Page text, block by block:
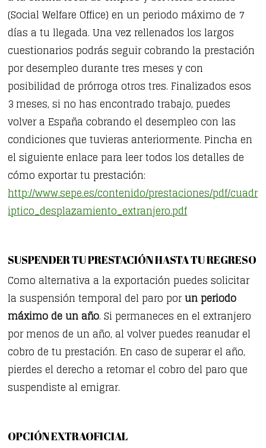
(Social Welfare Office) en un periodo máximo de 7
días a tu llegada. Una vez rellenados los largos
cuestionarios podrás seguir cobrando la prestación
por desempleo durante tres meses y con
posibilidad de prórroga otros tres. Finalizados esos
3 meses, si no has encontrado trabajo, puedes
volver a España cobrando el desempleo con las
condiciones que tuvieras anteriormente. Pincha en
el siguiente enlace para leer todos los detalles de
cómo exportar tu prestación:
http://www.sepe.es/contenido/prestaciones/pdf/cuadr
iptico_desplazamiento_extranjero.pdf
SUSPENDER TU PRESTACIÓN HASTA TU REGRESO
Como alternativa a la exportación puedes solicitar
la suspensión temporal del paro porun periodo
máximo de un año. Si permaneces en el extranjero
por menos de un año, al volver puedes reanudar el
cobro de tu prestación. En caso de superar el año,
pierdes el derecho a retomar el cobro del paro que
suspendiste al emigrar.
OPCIÓN EXTRAOFICIAL